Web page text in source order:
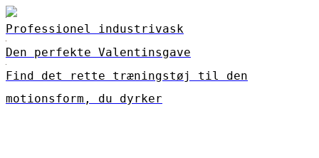
Professionel industrivask
Den perfekte Valentinsgave
Find det rette træningstøj til den
motionsform, du dyrker